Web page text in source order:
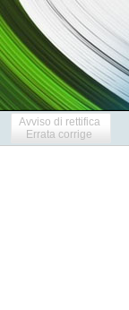
Avviso di rettifica
Errata corrige